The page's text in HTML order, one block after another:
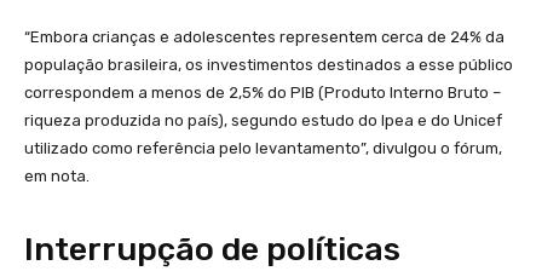
“Embora crianças e adolescentes representem cerca de 24% da
população brasileira, os investimentos destinados a esse público
correspondem a menos de 2,5% do PIB (Produto Interno Bruto –
riqueza produzida no país), segundo estudo do Ipea e do Unicef
utilizado como referência pelo levantamento”, divulgou o fórum,
em nota.
Interrupção de políticas